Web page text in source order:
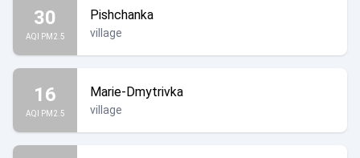
30
AQI PM2.5
Pishchanka
village
16
AQI PM2.5
Marie-Dmytrivka
village